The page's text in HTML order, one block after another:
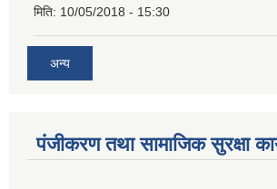
मिति: 10/05/2018 - 15:30
अन्य
पंजीकरण तथा सामाजिक सुरक्षा